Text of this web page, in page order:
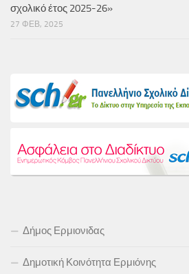
σχολικό έτος 2025-26»
27 ΦΕΒ, 2025
Δήμος Ερμιονιδας
Δημοτική Κοινότητα Ερμιόνης